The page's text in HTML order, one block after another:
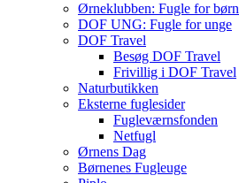
Ørneklubben: Fugle for børn
DOF UNG: Fugle for unge
DOF Travel
Besøg DOF Travel
Frivillig i DOF Travel
Naturbutikken
Eksterne fuglesider
Fugleværnsfonden
Netfugl
Ørnens Dag
Børnenes Fugleuge